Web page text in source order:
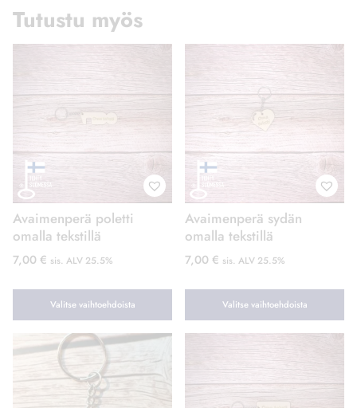
Tutustu myös
Avaimenperä poletti
omalla tekstillä
7,00 € sis. ALV 25.5%
Valitse vaihtoehdoista
Avaimenperä sydän
omalla tekstillä
7,00 € sis. ALV 25.5%
Valitse vaihtoehdoista